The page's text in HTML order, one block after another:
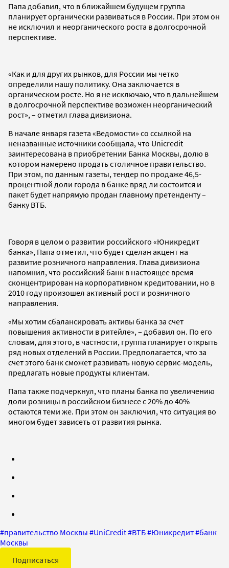
Папа добавил, что в ближайшем будущем группа
планирует органически развиваться в России. При этом он
не исключил и неорганического роста в долгосрочной
перспективе.
«Как и для других рынков, для России мы четко
определили нашу политику. Она заключается в
органическом росте. Но я не исключаю, что в дальнейшем
в долгосрочной перспективе возможен неорганический
рост», – отметил глава дивизиона.
В начале января газета «Ведомости» со ссылкой на
неназванные источники сообщала, что Unicredit
заинтересована в приобретении Банка Москвы, долю в
котором намерено продать столичное правительство.
При этом, по данным газеты, тендер по продаже 46,5-
процентной доли города в банке вряд ли состоится и
пакет будет напрямую продан главному претенденту –
банку ВТБ.
Говоря в целом о развитии российского «Юникредит
банка», Папа отметил, что будет сделан акцент на
развитие розничного направления. Глава дивизиона
напомнил, что российский банк в настоящее время
сконцентрирован на корпоративном кредитовании, но в
2010 году произошел активный рост и розничного
направления.
«Мы хотим сбалансировать активы банка за счет
повышения активности в ритейле», – добавил он. По его
словам, для этого, в частности, группа планирует открыть
ряд новых отделений в России. Предполагается, что за
счет этого банк сможет развивать новую сервис-модель,
предлагать новые продукты клиентам.
Папа также подчеркнул, что планы банка по увеличению
доли розницы в российском бизнесе с 20% до 40%
остаются теми же. При этом он заключил, что ситуация во
многом будет зависеть от развития рынка.
#правительство Москвы #UniCredit#ВТБ#Юникредит#банк
Москвы
Подписаться